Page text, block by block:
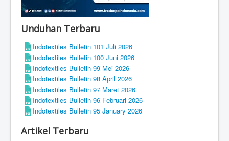
Unduhan Terbaru
Indotextiles Bulletin 101 Juli 2026
Indotextiles Bulletin 100 Juni 2026
Indotextiles Bulletin 99 Mei 2026
Indotextiles Bulletin 98 April 2026
Indotextiles Bulletin 97 Maret 2026
Indotextiles Bulletin 96 Februari 2026
Indotextiles Bulletin 95 January 2026
Artikel Terbaru